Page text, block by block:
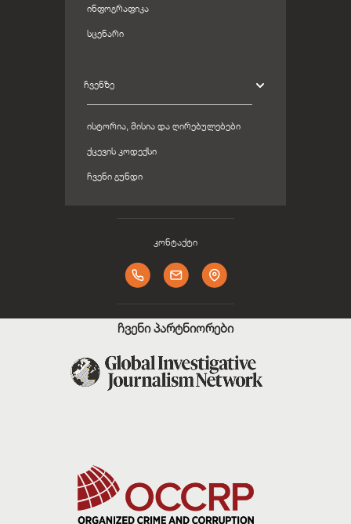
ᲘᲜᲤᲝᲒᲠᲐᲤᲘᲙᲐ
ᲡᲪᲔᲜᲐᲠᲘ
ᲩᲕᲔᲜᲖᲔ
ᲘᲡᲢᲝᲠᲘᲐ, ᲛᲘᲡᲘᲐ ᲓᲐ ᲦᲘᲠᲔᲑᲣᲚᲔᲑᲔᲑᲘ
ᲥᲪᲔᲕᲘᲡ ᲙᲝᲓᲔᲥᲡᲘ
ᲩᲕᲔᲜᲘ ᲒᲣᲜᲓᲘ
კონტაქტი
ჩვენი პარტნიორები